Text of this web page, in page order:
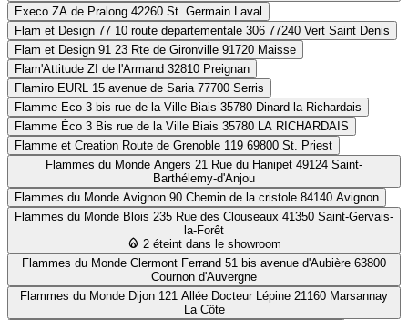
Execo
ZA de Pralong 42260 St. Germain Laval
Flam et Design 77
10 route departementale 306 77240 Vert Saint Denis
Flam et Design 91
23 Rte de Gironville 91720 Maisse
Flam'Attitude
ZI de l'Armand 32810 Preignan
Flamiro EURL
15 avenue de Saria 77700 Serris
Flamme Eco
3 bis rue de la Ville Biais 35780 Dinard-la-Richardais
Flamme Éco
3 Bis rue de la Ville Biais 35780 LA RICHARDAIS
Flamme et Creation
Route de Grenoble 119 69800 St. Priest
Flammes du Monde Angers 21 Rue du Hanipet 49124 Saint-
Barthélemy-d'Anjou
Flammes du Monde Avignon
90 Chemin de la cristole 84140 Avignon
Flammes du Monde Blois 235 Rue des Clouseaux 41350 Saint-Gervais-
la-Forêt
2 éteint dans le showroom
Flammes du Monde Clermont Ferrand 51 bis avenue d'Aubière 63800
Cournon d'Auvergne
Flammes du Monde Dijon 121 Allée Docteur Lépine 21160 Marsannay
La Côte